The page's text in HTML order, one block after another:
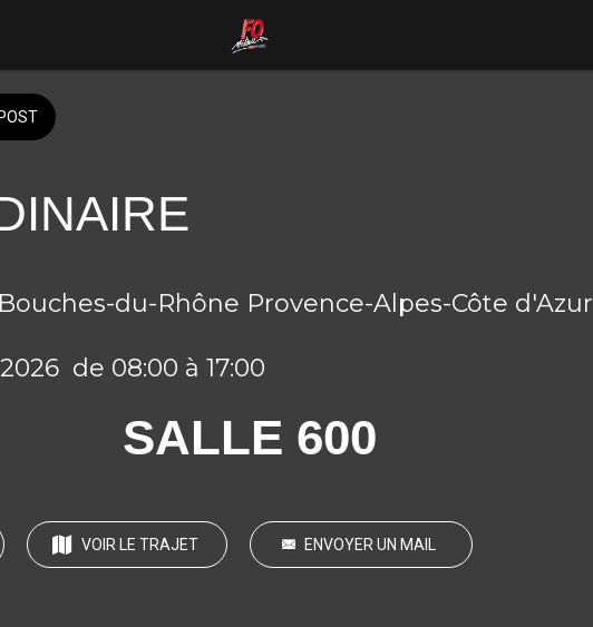
POST
du-Rhône Provence-Alpes-Côte d'Azur
de 08:00 à 17:00
SALLE 600
VOIR LE TRAJET ENVOYER UN MAIL